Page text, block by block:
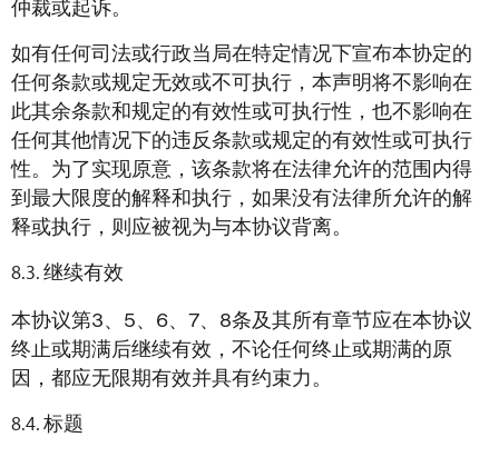
仲裁或起诉。
如有任何司法或行政当局在特定情况下宣布本协定的
任何条款或规定无效或不可执行，本声明将不影响在
此其余条款和规定的有效性或可执行性，也不影响在
任何其他情况下的违反条款或规定的有效性或可执行
性。为了实现原意，该条款将在法律允许的范围内得
到最大限度的解释和执行，如果没有法律所允许的解
释或执行，则应被视为与本协议背离。
继续有效
本协议第3、5、6、7、8条及其所有章节应在本协议
终止或期满后继续有效，不论任何终止或期满的原
因，都应无限期有效并具有约束力。
标题